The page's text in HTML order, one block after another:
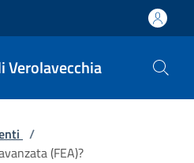
Verolavecchia
/
(FEA)?